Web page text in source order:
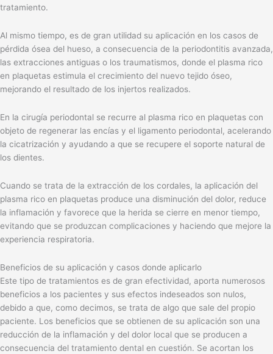
tratamiento.
Al mismo tiempo, es de gran utilidad su aplicación en los casos de
pérdida ósea del hueso, a consecuencia de la periodontitis avanzada,
las extracciones antiguas o los traumatismos, donde el plasma rico
en plaquetas estimula el crecimiento del nuevo tejido óseo,
mejorando el resultado de los injertos realizados.
En la cirugía periodontal se recurre al plasma rico en plaquetas con
objeto de regenerar las encías y el ligamento periodontal, acelerando
la cicatrización y ayudando a que se recupere el soporte natural de
los dientes.
Cuando se trata de la extracción de los cordales, la aplicación del
plasma rico en plaquetas produce una disminución del dolor, reduce
la inflamación y favorece que la herida se cierre en menor tiempo,
evitando que se produzcan complicaciones y haciendo que mejore la
experiencia respiratoria.
Beneficios de su aplicación y casos donde aplicarlo
Este tipo de tratamientos es de gran efectividad, aporta numerosos
beneficios a los pacientes y sus efectos indeseados son nulos,
debido a que, como decimos, se trata de algo que sale del propio
paciente. Los beneficios que se obtienen de su aplicación son una
reducción de la inflamación y del dolor local que se producen a
consecuencia del tratamiento dental en cuestión. Se acortan los